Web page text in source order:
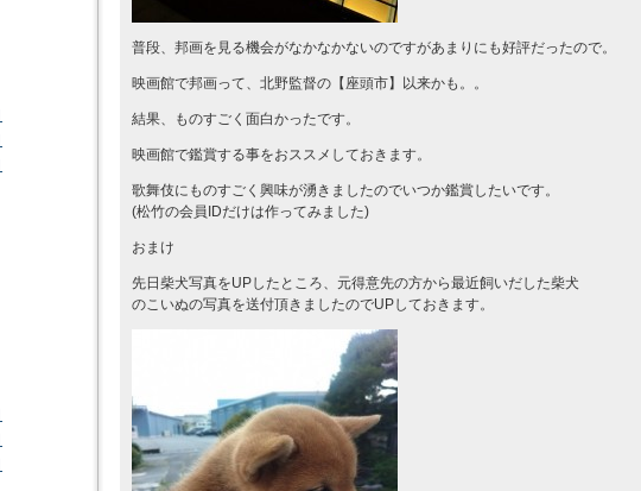
普段、邦画を見る機会がなかなかないのですがあまりにも好評だったので。
映画館で邦画って、北野監督の【座頭市】以来かも。。
結果、ものすごく面白かったです。
映画館で鑑賞する事をおススメしておきます。
歌舞伎にものすごく興味が湧きましたのでいつか鑑賞したいです。
(松竹の会員IDだけは作ってみました)
おまけ
先日柴犬写真をUPしたところ、元得意先の方から最近飼いだした柴犬
のこいぬの写真を送付頂きましたのでUPしておきます。